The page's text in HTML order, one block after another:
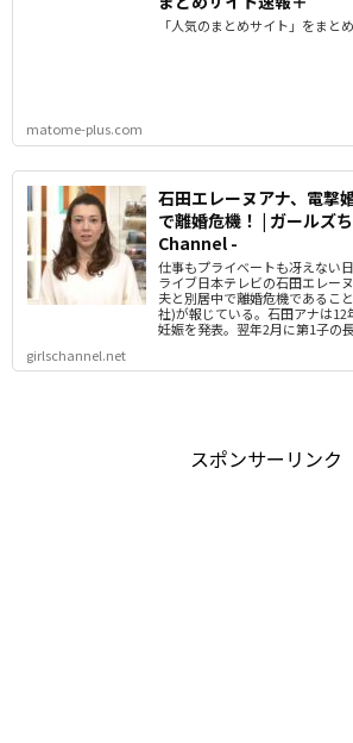
「人気のまとめサイト」をまと
matome-plus.com
石田エレーヌアナ、電撃
で離婚危機！ | ガールズ
Channel -
仕事もプライベートも冴えない
ライブ日本テレビの石田エレー
夫と別居中で離婚危機であるこ
社)が報じている。石田アナは12
妊娠を発表。翌年2月に第1子の
girlschannel.net
スポンサーリンク